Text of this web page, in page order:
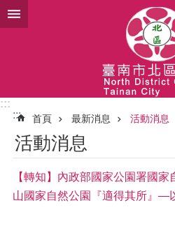
跳到主要內容區塊
:::
:::
首頁 最新消息 活動消息
活動消息
【轉知】內政部國家公園署國
山國家自然公園『適得其所』—